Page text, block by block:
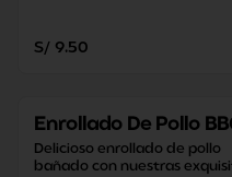
S/ 9.50
Enrollado De Pollo
Delicioso enrollado de pollo
bañado con nuestras